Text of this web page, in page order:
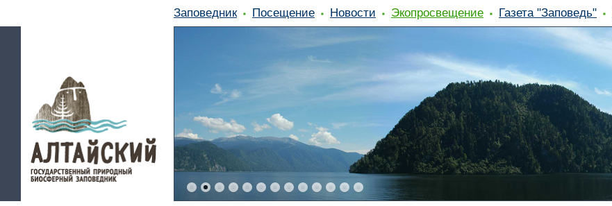
Заповедник Посещение Новости Экопросвещение Газета "Заповедь"